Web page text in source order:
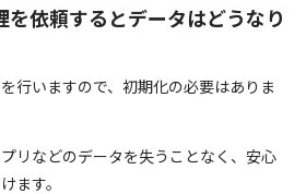
依頼するとデータはどうなり
行いますので、初期化の必要はありま
リなどのデータを失うことなく、安心
ます。